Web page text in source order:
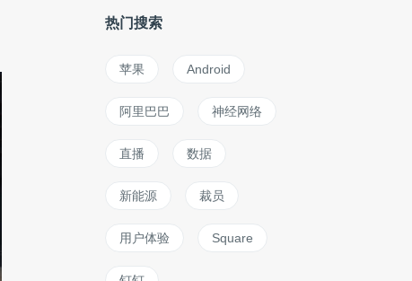
热门搜索
苹果 Android
阿里巴巴 神经网络
直播 数据
新能源 裁员
用户体验 Square